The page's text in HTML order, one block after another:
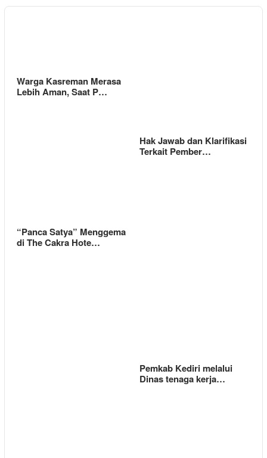
Warga Kasreman Merasa
Lebih Aman, Saat P…
Hak Jawab dan Klarifikasi
Terkait Pember…
“Panca Satya” Menggema
di The Cakra Hote…
Pemkab Kediri melalui
Dinas tenaga kerja…